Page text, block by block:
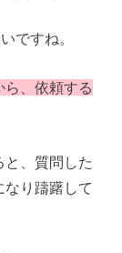
ですね。
、依頼する
と、質問した
り躊躇して